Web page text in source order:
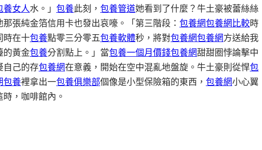
養女人水。」 包養此刻， 包養管道她看到了什麼？牛土豪被蕾絲絲
張純金箔信用卡也發出哀嚎。「第三階段： 包養網包養網比較時
時在十包養點零三分零五包養軟體秒，將對包養網包養網方送給我
的黃金包養分割點上。」當包養一個月價錢包養網甜甜圈悖論擊中
自己的存包養網在意義，開始在空中混亂地盤旋。牛土豪則從悍包
包養裡拿出一包養俱樂部個像是小型保險箱的東西， 包養網小心翼
，咖啡館內。